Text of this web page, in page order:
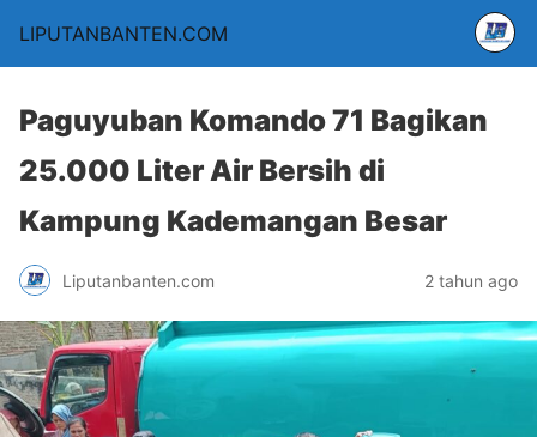
LIPUTANBANTEN.COM
Paguyuban Komando 71 Bagikan
25.000 Liter Air Bersih di
Kampung Kademangan Besar
Liputanbanten.com 2 tahun ago